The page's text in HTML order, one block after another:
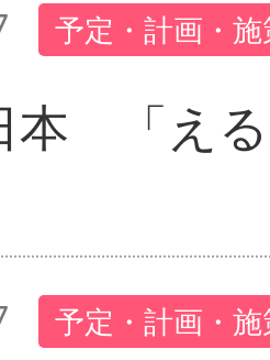
予定・計画・
本 「え
予定・計画・